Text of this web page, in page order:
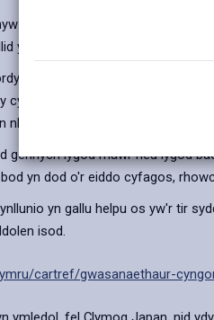
lystyfiant sydd wedi gordyfu,
ystyried hyn yn dipio
weithiau ddarparu hafan i
cyhoedd. Bydd cnofilod yn aml
nhw grwydro. Nid yw eu gweld o
gennych lygod mawr neu lygod
yn dod o'r eiddo cyfagos,
yn gallu helpu os yw'r tir
isod.
cartref/gwasanaethaur-